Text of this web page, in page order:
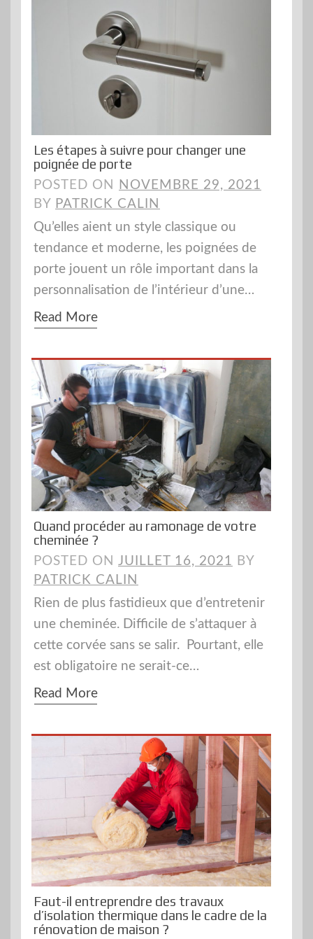
Les étapes à suivre pour changer une
poignée de porte
POSTED ON
NOVEMBRE 29, 2021
BY PATRICK CALIN
Qu’elles aient un style classique ou
tendance et moderne, les poignées de
porte jouent un rôle important dans la
personnalisation de l’intérieur d’une…
Read More
Quand procéder au ramonage de votre
cheminée ?
POSTED ON JUILLET 16, 2021
BY
PATRICK CALIN
Rien de plus fastidieux que d’entretenir
une cheminée. Difficile de s’attaquer à
cette corvée sans se salir. Pourtant, elle
est obligatoire ne serait-ce…
Read More
Faut-il entreprendre des travaux
d’isolation thermique dans le cadre de la
rénovation de maison ?